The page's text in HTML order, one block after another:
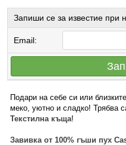
Запиши се за известие при
Email:
Подари на себе си или
меко, уютно и сладко! Трябва
Текстилна къща!
Завивка от 100% гъши пух